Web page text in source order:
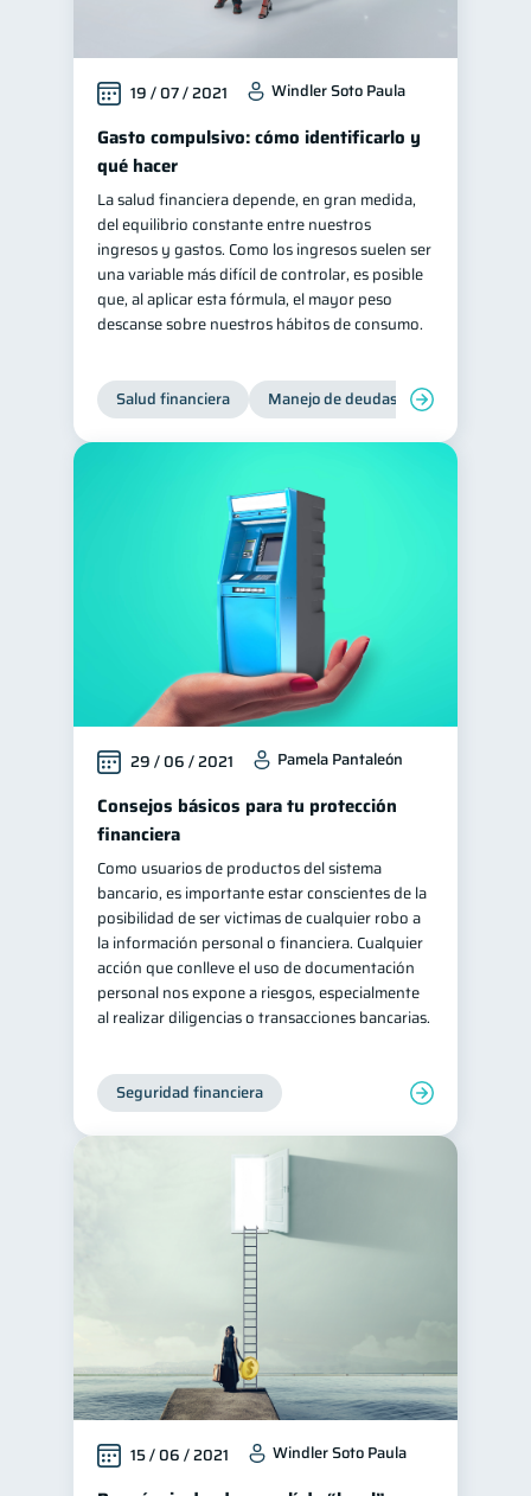
19 / 07 / 2021 Windler Soto Paula
Gasto compulsivo: cómo identificarlo y
qué hacer
La salud financiera depende, en gran medida,
del equilibrio constante entre nuestros
ingresos y gastos. Como los ingresos suelen ser
una variable más difícil de controlar, es posible
que, al aplicar esta fórmula, el mayor peso
descanse sobre nuestros hábitos de consumo.
Salud financiera Manejo de deudas
29 / 06 / 2021 Pamela Pantaleón
Consejos básicos para tu protección
financiera
Como usuarios de productos del sistema
bancario, es importante estar conscientes de la
posibilidad de ser victimas de cualquier robo a
la información personal o financiera. Cualquier
acción que conlleve el uso de documentación
personal nos expone a riesgos, especialmente
al realizar diligencias o transacciones bancarias.
Seguridad financiera
15 / 06 / 2021 Windler Soto Paula